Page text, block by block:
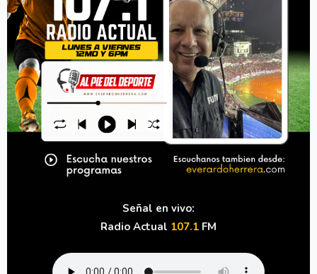
Señal en vivo:
Radio Actual 107.1 FM